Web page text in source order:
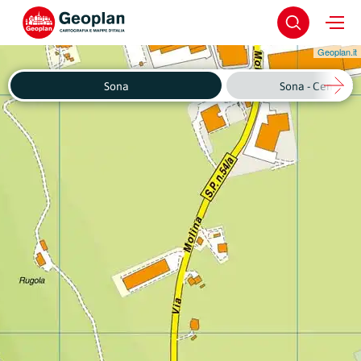
Geoplan.it
Sona Sona - Centro